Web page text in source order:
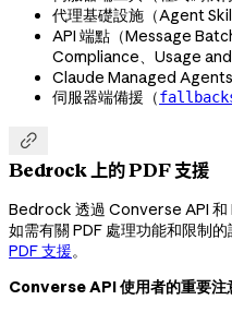
代理基礎設施（Agent
API 端點（Message
Compliance、Usage and
Claude Managed Agents
伺服器端備援（

Bedrock 上的 PDF 支援
Bedrock 透過 Converse API 和
如需有關 PDF 處理功能和限制
PDF 支援。
Converse API 使用者的重要注